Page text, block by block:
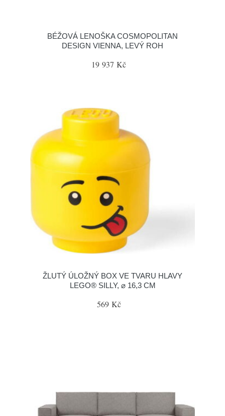
BÉŽOVÁ LENOŠKA COSMOPOLITAN
DESIGN VIENNA, LEVÝ ROH
19 937 Kč
ŽLUTÝ ÚLOŽNÝ BOX VE TVARU HLAVY
LEGO® SILLY, ⌀ 16,3 CM
569 Kč